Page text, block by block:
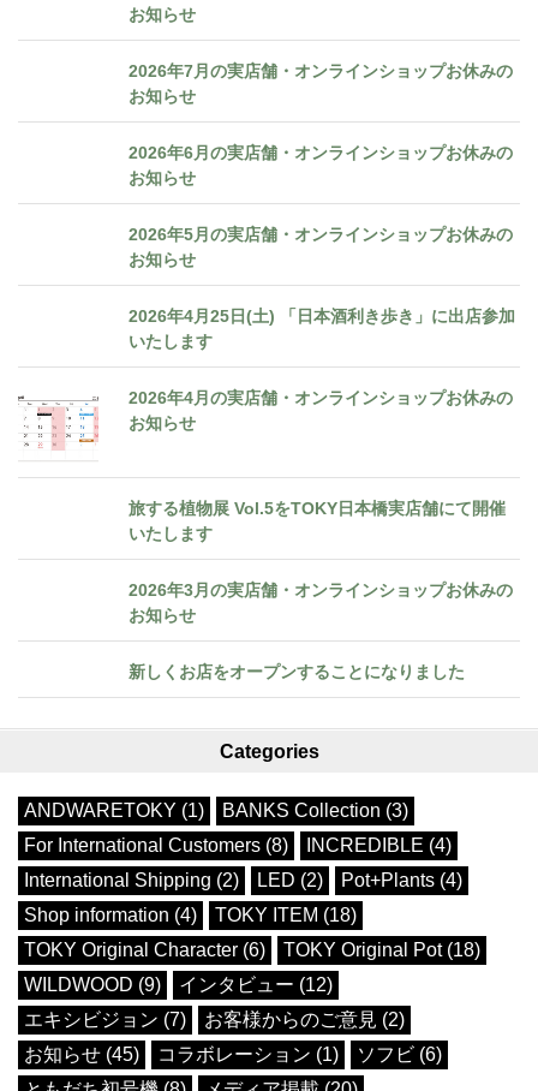
お知らせ
2026年7月の実店舗・オンラインショップお休みの
お知らせ
2026年6月の実店舗・オンラインショップお休みの
お知らせ
2026年5月の実店舗・オンラインショップお休みの
お知らせ
2026年4月25日(土) 「日本酒利き歩き」に出店参加
いたします
2026年4月の実店舗・オンラインショップお休みの
お知らせ
旅する植物展 Vol.5をTOKY日本橋実店舗にて開催
いたします
2026年3月の実店舗・オンラインショップお休みの
お知らせ
新しくお店をオープンすることになりました
Categories
ANDWARETOKY (1)
BANKS Collection (3)
For International Customers (8)
INCREDIBLE (4)
International Shipping (2)
LED (2)
Pot+Plants (4)
Shop information (4)
TOKY ITEM (18)
TOKY Original Character (6)
TOKY Original Pot (18)
WILDWOOD (9)
インタビュー (12)
エキシビジョン (7)
お客様からのご意見 (2)
お知らせ (45)
コラボレーション (1)
ソフビ (6)